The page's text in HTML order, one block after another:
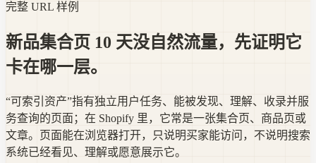
完整 URL 样例
新品集合页 10 天没自然流量，先证明它
卡在哪一层。
“可索引资产”指有独立用户任务、能被发现、理解、收录并服
务查询的页面；在 Shopify 里，它常是一张集合页、商品页或
文章。页面能在浏览器打开，只说明买家能访问，不说明搜索
系统已经看见、理解或愿意展示它。